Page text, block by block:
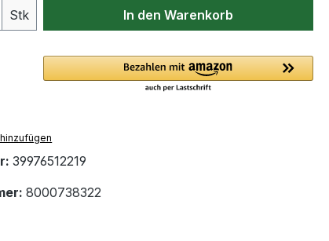
Gib den gewünschten Wert
Stk In den Warenkorb
39976512219
8000738322